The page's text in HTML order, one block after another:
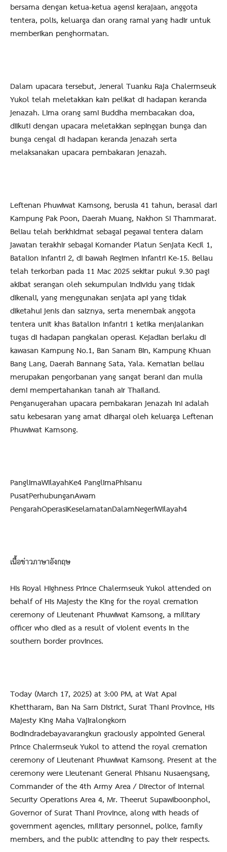
bersama dengan ketua-ketua agensi kerajaan, anggota
tentera, polis, keluarga dan orang ramai yang hadir untuk
memberikan penghormatan.
Dalam upacara tersebut, Jeneral Tuanku Raja Chalermseuk
Yukol telah meletakkan kain pelikat di hadapan keranda
jenazah. Lima orang sami Buddha membacakan doa,
diikuti dengan upacara meletakkan sepinggan bunga dan
bunga cengal di hadapan keranda jenazah serta
melaksanakan upacara pembakaran jenazah.
Leftenan Phuwiwat Kamsong, berusia 41 tahun, berasal dari
Kampung Pak Poon, Daerah Muang, Nakhon Si Thammarat.
Beliau telah berkhidmat sebagai pegawai tentera dalam
jawatan terakhir sebagai Komander Platun Senjata Kecil 1,
Batalion Infantri 2, di bawah Regimen Infantri Ke-15. Beliau
telah terkorban pada 11 Mac 2025 sekitar pukul 9.30 pagi
akibat serangan oleh sekumpulan individu yang tidak
dikenali, yang menggunakan senjata api yang tidak
diketahui jenis dan saiznya, serta menembak anggota
tentera unit khas Batalion Infantri 1 ketika menjalankan
tugas di hadapan pangkalan operasi. Kejadian berlaku di
kawasan Kampung No.1, Ban Sanam Bin, Kampung Khuan
Bang Lang, Daerah Bannang Sata, Yala. Kematian beliau
merupakan pengorbanan yang sangat berani dan mulia
demi mempertahankan tanah air Thailand.
Penganugerahan upacara pembakaran jenazah ini adalah
satu kebesaran yang amat dihargai oleh keluarga Leftenan
Phuwiwat Kamsong.
PanglimaWilayahKe4 PanglimaPhisanu
PusatPerhubunganAwam
PengarahOperasiKeselamatanDalamNegeriWilayah4
เนื้อข่าวภาษาอังกฤษ
His Royal Highness Prince Chalermseuk Yukol attended on
behalf of His Majesty the King for the royal cremation
ceremony of Lieutenant Phuwiwat Kamsong, a military
officer who died as a result of violent events in the
southern border provinces.
Today (March 17, 2025) at 3:00 PM, at Wat Apai
Khettharam, Ban Na Sarn District, Surat Thani Province, His
Majesty King Maha Vajiralongkorn
Bodindradebayavarangkun graciously appointed General
Prince Chalermseuk Yukol to attend the royal cremation
ceremony of Lieutenant Phuwiwat Kamsong. Present at the
ceremony were Lieutenant General Phisanu Nusaengsang,
Commander of the 4th Army Area / Director of Internal
Security Operations Area 4, Mr. Theerut Supawiboonphol,
Governor of Surat Thani Province, along with heads of
government agencies, military personnel, police, family
members, and the public attending to pay their respects.